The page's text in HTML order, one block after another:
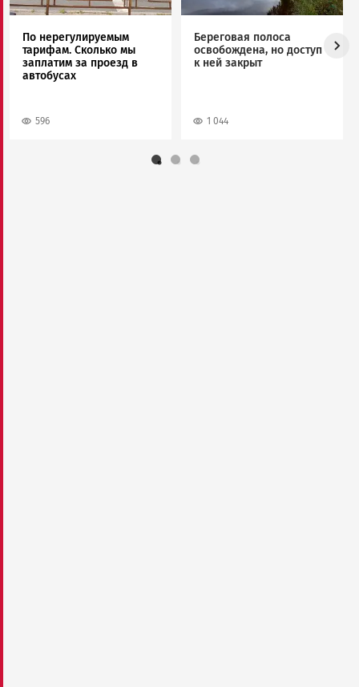
По нерегулируемым
тарифам. Сколько мы
заплатим за проезд в
автобусах
596
Береговая полоса
освобождена, но доступ
к ней закрыт
1 044